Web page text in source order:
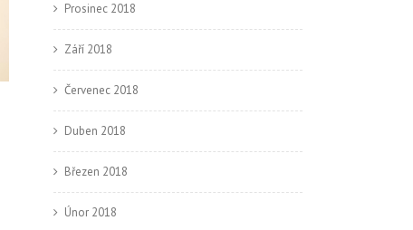
Prosinec 2018
Září 2018
Červenec 2018
Duben 2018
Březen 2018
Únor 2018